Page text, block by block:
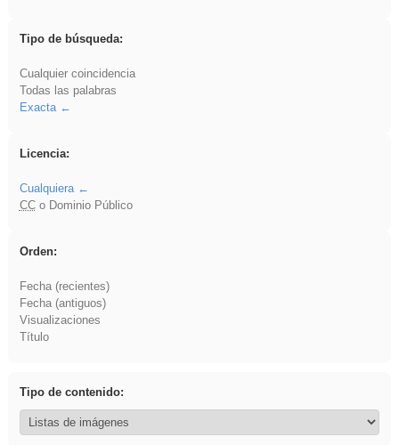
Tipo de búsqueda:
Cualquier coincidencia
Todas las palabras
Exacta
Licencia:
Cualquiera
CCo Dominio Público
Orden:
Fecha (recientes)
Fecha (antiguos)
Visualizaciones
Título
Tipo de contenido: